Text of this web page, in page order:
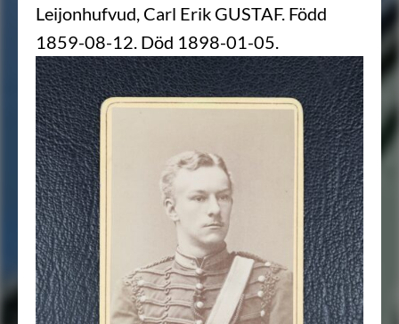
Leijonhufvud, Carl Erik GUSTAF. Född
1859-08-12. Död 1898-01-05.